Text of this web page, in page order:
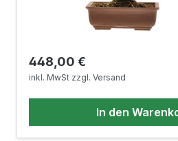
Regulärer Preis:
448,00 €
inkl. MwSt zzgl. Versand
In den